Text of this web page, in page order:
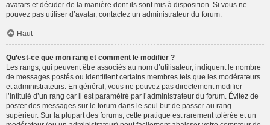
avatars et décider de la manière dont ils sont mis à disposition. Si vous ne
pouvez pas utiliser d’avatar, contactez un administrateur du forum.
Haut
Qu’est-ce que mon rang et comment le modifier ?
Les rangs, qui peuvent être associés au nom d’utilisateur, indiquent le nombre
de messages postés ou identifient certains membres tels que les modérateurs
et administrateurs. En général, vous ne pouvez pas directement modifier
l’intitulé d’un rang car il est paramétré par l’administrateur du forum. Évitez de
poster des messages sur le forum dans le seul but de passer au rang
supérieur. Sur la plupart des forums, cette pratique est rarement tolérée et un